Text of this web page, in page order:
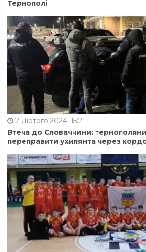
Тернополі
2 Лютого 2024, 15:21
Втеча до Словаччини:
переправити ухилянта через